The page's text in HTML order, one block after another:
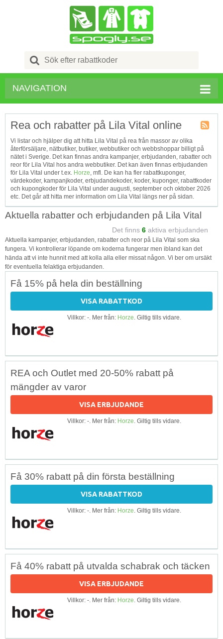
Search
for:
NAVIGATION
Tagg
RSS
Rea och rabatter på Lila Vital online
Vi listar och hjälper dig att hitta Lila Vital på rea från massor av olika
återförsäljare, nätbutiker, butiker, webbutiker och webbshoppar billigt på
nätet i Sverige. Det kan finnas andra kampanjer, erbjudanden, rabatter och
reor för Lila Vital hos andra webbutiker. Det kan även finnas erbjudanden
för Lila Vital under t.ex. Horze, mfl. De kan ha fler rabattkuponger,
värdekoder, kampanjkoder, erbjudandekoder, koder, kuponger, rabattkoder
och kupongkoder för Lila Vital under augusti, september och oktober 2026
etc. Det går att hitta mer information om Lila Vital längs ner på sidan.
Aktuella rabatter och erbjudanden på Lila Vital
Det finns 6 aktiva erbjudanden
Aktuella kampanjer, erbjudanden, rabatter och reor på Lila Vital som ska
fungera. Vi kontrollerar löpande om koderna fungerar men ibland kan det
hända att vi inte hunnit med att kolla alla eller missat någon. Vi ber om ursäkt
för eventuella felaktiga erbjudanden.
Få 15% på hela din beställning
VISA RABATTKOD
Villkor: -. Mer från: Horze. Giltig tills vidare.
REA och Outlet med 20-50% rabatt på
mängder av varor
VISA ERBJUDANDE
Villkor: -. Mer från: Horze. Giltig tills vidare.
Få 30% rabatt på din första beställning
VISA RABATTKOD
Villkor: -. Mer från: Horze. Giltig tills vidare.
Få 40% rabatt på utvalda schabrak och täcken
VISA ERBJUDANDE
Villkor: -. Mer från: Horze. Giltig tills vidare.